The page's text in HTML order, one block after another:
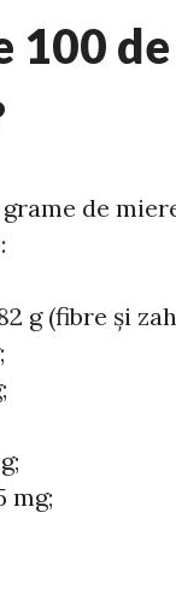
100
de
g (fibre și
mg;